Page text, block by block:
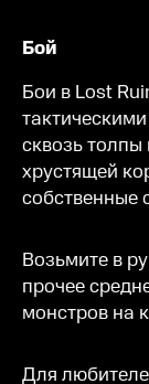
Бой
Бои в Lost
сквозь
хрустящей
собственные
Возьмите в
прочее
монстров на
Для